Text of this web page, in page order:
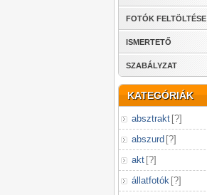
FOTÓK FELTÖLTÉSE
ISMERTETŐ
SZABÁLYZAT
KATEGÓRIÁK
absztrakt [?]
abszurd [?]
akt [?]
állatfotók [?]